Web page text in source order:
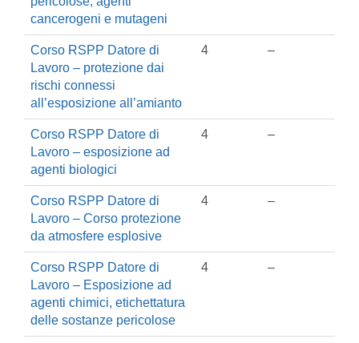
cancerogeni e mutageni
Corso RSPP Datore di
Lavoro – protezione dai
rischi connessi
all’esposizione all’amianto
4 –
Corso RSPP Datore di
Lavoro – esposizione ad
agenti biologici
4 –
Corso RSPP Datore di
Lavoro – Corso protezione
da atmosfere esplosive
4 –
Corso RSPP Datore di
Lavoro – Esposizione ad
agenti chimici, etichettatura
delle sostanze pericolose
4 –